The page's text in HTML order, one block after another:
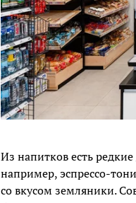
Из напитков есть
например, эспрессо-
со вкусом земляники.